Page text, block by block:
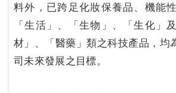
料外，已跨足化妝保養品、機能
「生活」、「生物」、「生化」
材」、「醫藥」類之科技產品，均
司未來發展之目標。